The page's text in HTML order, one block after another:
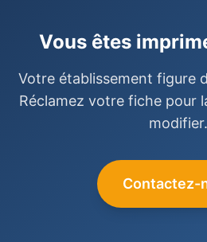
Vous êtes
Votre établissement figure
Réclamez votre fiche pour
modifier.
Contactez-